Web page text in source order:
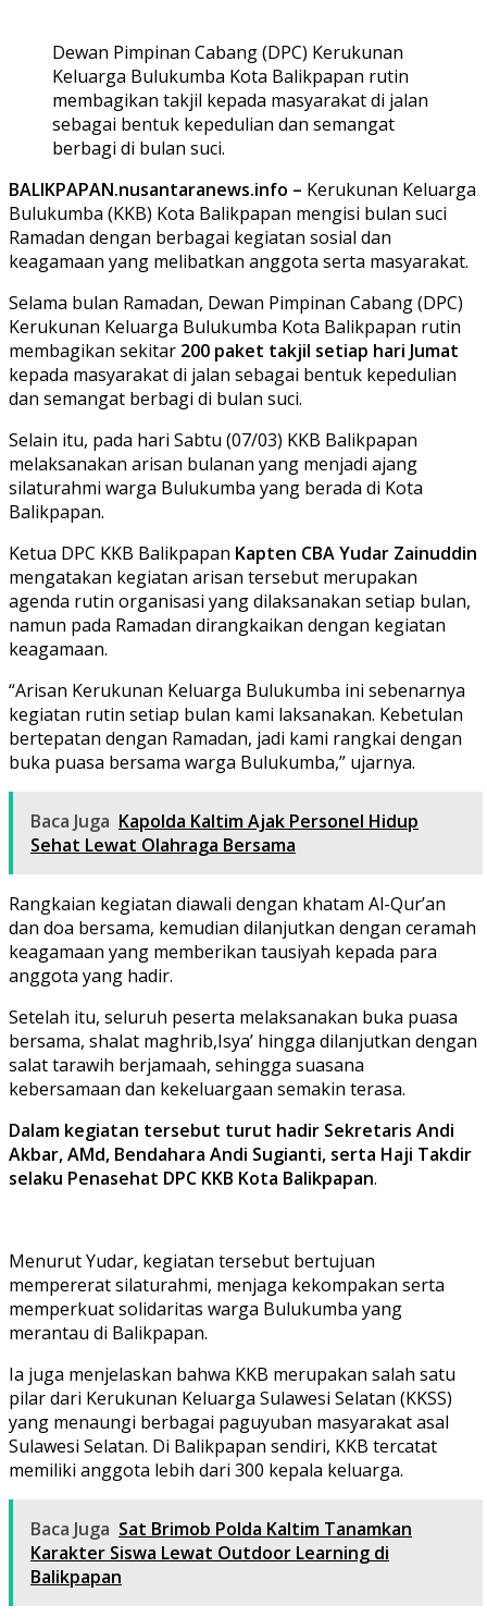
Dewan Pimpinan Cabang (DPC) Kerukunan
Keluarga Bulukumba Kota Balikpapan rutin
membagikan takjil kepada masyarakat di jalan
sebagai bentuk kepedulian dan semangat
berbagi di bulan suci.
BALIKPAPAN.nusantaranews.info – Kerukunan Keluarga
Bulukumba (KKB) Kota Balikpapan mengisi bulan suci
Ramadan dengan berbagai kegiatan sosial dan
keagamaan yang melibatkan anggota serta masyarakat.
Selama bulan Ramadan, Dewan Pimpinan Cabang (DPC)
Kerukunan Keluarga Bulukumba Kota Balikpapan rutin
membagikan sekitar 200 paket takjil setiap hari Jumat
kepada masyarakat di jalan sebagai bentuk kepedulian
dan semangat berbagi di bulan suci.
Selain itu, pada hari Sabtu (07/03) KKB Balikpapan
melaksanakan arisan bulanan yang menjadi ajang
silaturahmi warga Bulukumba yang berada di Kota
Balikpapan.
Ketua DPC KKB Balikpapan Kapten CBA Yudar Zainuddin
mengatakan kegiatan arisan tersebut merupakan
agenda rutin organisasi yang dilaksanakan setiap bulan,
namun pada Ramadan dirangkaikan dengan kegiatan
keagamaan.
“Arisan Kerukunan Keluarga Bulukumba ini sebenarnya
kegiatan rutin setiap bulan kami laksanakan. Kebetulan
bertepatan dengan Ramadan, jadi kami rangkai dengan
buka puasa bersama warga Bulukumba,” ujarnya.
Baca Juga Kapolda Kaltim Ajak Personel Hidup
Sehat Lewat Olahraga Bersama
Rangkaian kegiatan diawali dengan khatam Al-Qur’an
dan doa bersama, kemudian dilanjutkan dengan ceramah
keagamaan yang memberikan tausiyah kepada para
anggota yang hadir.
Setelah itu, seluruh peserta melaksanakan buka puasa
bersama, shalat maghrib,Isya’ hingga dilanjutkan dengan
salat tarawih berjamaah, sehingga suasana
kebersamaan dan kekeluargaan semakin terasa.
Dalam kegiatan tersebut turut hadir Sekretaris Andi
Akbar, AMd, Bendahara Andi Sugianti, serta Haji Takdir
selaku Penasehat DPC KKB Kota Balikpapan.
Menurut Yudar, kegiatan tersebut bertujuan
mempererat silaturahmi, menjaga kekompakan serta
memperkuat solidaritas warga Bulukumba yang
merantau di Balikpapan.
Ia juga menjelaskan bahwa KKB merupakan salah satu
pilar dari Kerukunan Keluarga Sulawesi Selatan (KKSS)
yang menaungi berbagai paguyuban masyarakat asal
Sulawesi Selatan. Di Balikpapan sendiri, KKB tercatat
memiliki anggota lebih dari 300 kepala keluarga.
Baca Juga Sat Brimob Polda Kaltim Tanamkan
Karakter Siswa Lewat Outdoor Learning di
Balikpapan